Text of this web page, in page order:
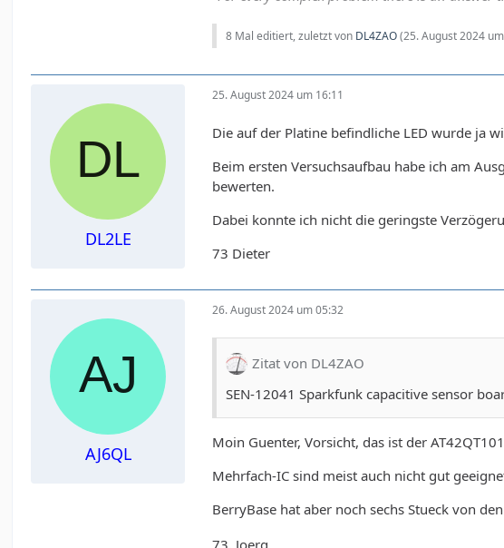
8 Mal editiert, zuletzt von DL4ZAO(25. August 2024
DL2LE
25. August 2024 um 16:11
Die auf der Platine befindliche LED wurde ja
Beim ersten Versuchsaufbau habe ich am
bewerten.
Dabei konnte ich nicht die geringste
73 Dieter
AJ6QL
26. August 2024 um 05:32
Zitat von DL4ZAO
SEN-12041 Sparkfunk capacitive sensor
Moin Guenter, Vorsicht, das ist der
Mehrfach-IC sind meist auch nicht gut
BerryBase hat aber noch sechs Stueck von